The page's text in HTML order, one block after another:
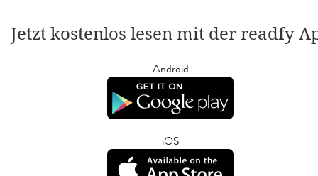
Jetzt kostenlos lesen mit der readfy
Android
iOS